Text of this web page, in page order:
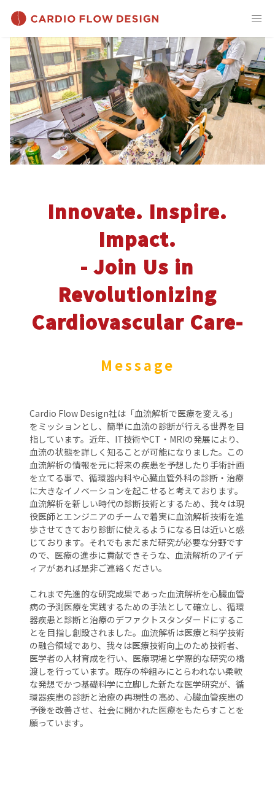
Innovate. Inspire.
Impact.
- Join Us in
Revolutionizing
Cardiovascular Care-
Message
Cardio Flow Design社は「血流解析で医療を変える」
をミッションとし、簡単に血流の診断が行える世界を目
指しています。近年、IT技術やCT・MRIの発展により、
血流の状態を詳しく知ることが可能になりました。この
血流解析の情報を元に将来の疾患を予想したり手術計画
を立てる事で、循環器内科や心臓血管外科の診断・治療
に大きなイノベーションを起こせると考えております。
血流解析を新しい時代の診断技術とするため、我々は現
役医師とエンジニアのチームで着実に血流解析技術を進
歩させてきており診断に使えるようになる日は近いと感
じております。それでもまだまだ研究が必要な分野です
ので、医療の進歩に貢献できそうな、血流解析のアイデ
ィアがあれば是非ご連絡ください。
これまで先進的な研究成果であった血流解析を心臓血管
病の予測医療を実践するための手法として確立し、循環
器疾患と診断と治療のデファクトスタンダードにするこ
とを目指し創設されました。血流解析は医療と科学技術
の融合領域であり、我々は医療技術向上のため技術者、
医学者の人材育成を行い、医療現場と学際的な研究の橋
渡しを行っています。既存の枠組みにとらわれない柔軟
な発想でかつ基礎科学に立脚した新たな医学研究が、循
環器疾患の診断と治療の再現性の高め、心臓血管疾患の
予後を改善させ、社会に開かれた医療をもたらすことを
願っています。